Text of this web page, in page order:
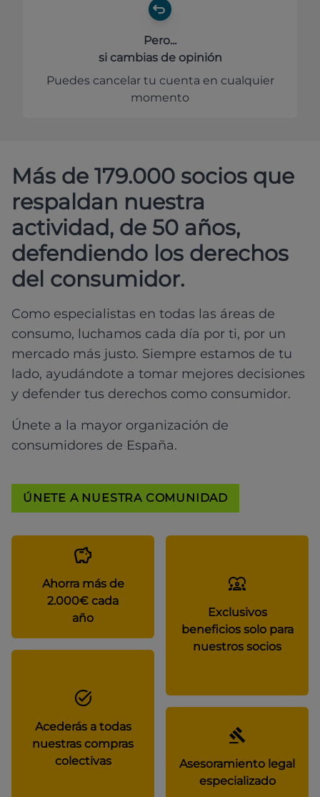
Pero...
si cambias de opinión
Puedes cancelar tu cuenta en cualquier
momento
Más de 179.000 socios que
respaldan nuestra
actividad, de 50 años,
defendiendo los derechos
del consumidor.
Como especialistas en todas las áreas de
consumo, luchamos cada día por ti, por un
mercado más justo. Siempre estamos de tu
lado, ayudándote a tomar mejores decisiones
y defender tus derechos como consumidor.
Únete a la mayor organización de
consumidores de España.
ÚNETE A NUESTRA COMUNIDAD
Ahorra más de
2.000€ cada
año
Exclusivos
beneficios solo para
nuestros socios
Acederás a todas
nuestras compras
colectivas
Asesoramiento legal
especializado